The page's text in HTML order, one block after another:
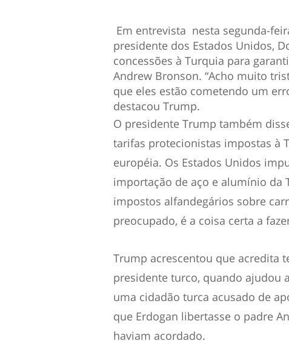
Em entrevista nesta segunda-
presidente dos Estados Unidos,
concessões à Turquia para
Andrew Bronson. “Acho muito
que eles estão cometendo um
destacou Trump.
O presidente Trump também
tarifas protecionistas impostas à
européia. Os Estados Unidos
importação de aço e alumínio da
impostos alfandegários sobre
preocupado, é a coisa certa a
Trump acrescentou que acredita
presidente turco, quando ajudou
uma cidadão turca acusado de
que Erdogan libertasse o padre
haviam acordado.